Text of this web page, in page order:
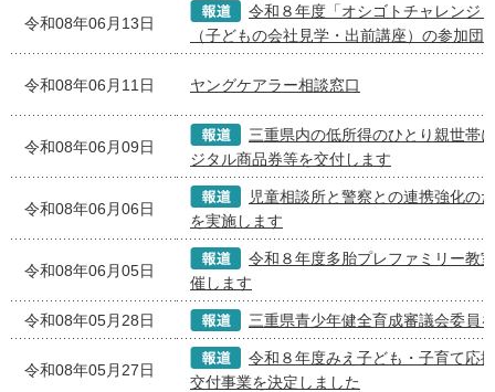
令和08年06月13日
令和８年度「オシゴトチャレンジ
（子どもの会社見学・出前講座）の参加団
令和08年06月11日 ヤングケアラー相談窓口
令和08年06月09日
三重県内の低所得のひとり親世帯
ジタル商品券等を交付します
令和08年06月06日
児童相談所と警察との連携強化の
を実施します
令和08年06月05日
令和８年度多胎プレファミリー教
催します
令和08年05月28日 三重県青少年健全育成審議会委員
令和08年05月27日
令和８年度みえ子ども・子育て応
交付事業を決定しました